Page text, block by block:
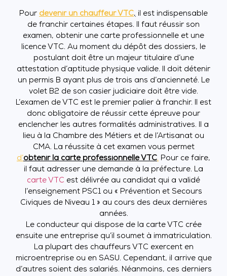
Pour devenir un chauffeur VTC, il est indispensable
de franchir certaines étapes. Il faut réussir son
examen, obtenir une carte professionnelle et une
licence VTC. Au moment du dépôt des dossiers, le
postulant doit être un majeur titulaire d’une
attestation d’aptitude physique valide. Il doit détenir
un permis B ayant plus de trois ans d’ancienneté. Le
volet B2 de son casier judiciaire doit être vide.
L’examen de VTC est le premier palier à franchir. Il est
donc obligatoire de réussir cette épreuve pour
enclencher les autres formalités administratives. Il a
lieu à la Chambre des Métiers et de l’Artisanat ou
CMA. La réussite à cet examen vous permet
d’obtenir la carte professionnelle VTC. Pour ce faire,
il faut adresser une demande à la préfecture. La
carte VTC est délivrée au candidat qui a validé
l’enseignement PSC1 ou « Prévention et Secours
Civiques de Niveau 1 » au cours des deux dernières
années.
Le conducteur qui dispose de la carte VTC crée
ensuite une entreprise qu’il soumet à immatriculation.
La plupart des chauffeurs VTC exercent en
microentreprise ou en SASU. Cependant, il arrive que
d’autres soient des salariés. Néanmoins, ces derniers